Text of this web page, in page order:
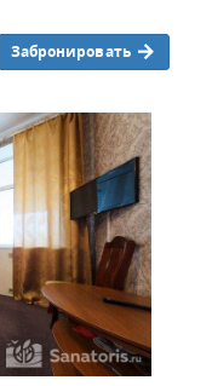
Забронировать